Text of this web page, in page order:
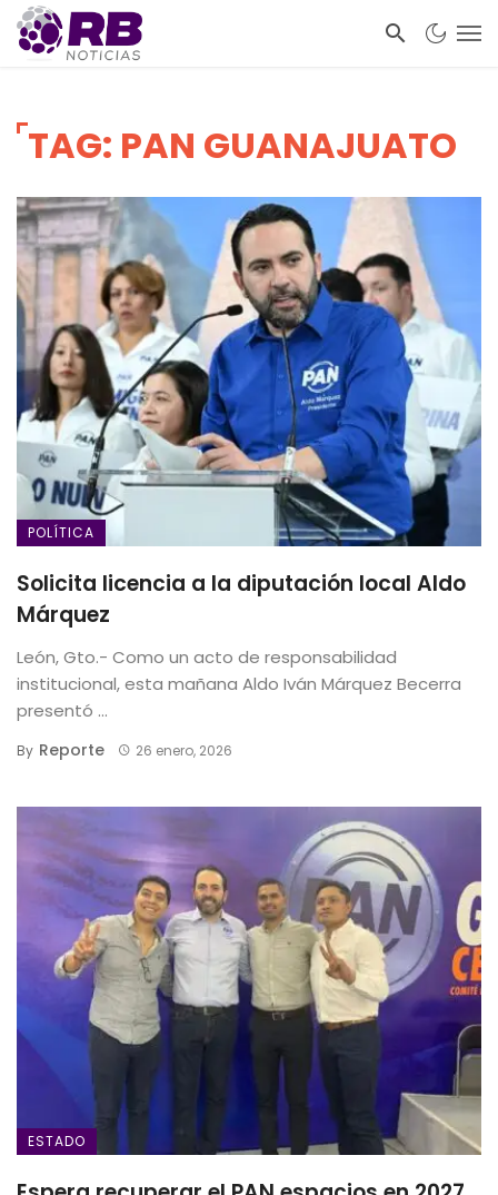
TAG: PAN GUANAJUATO
POLÍTICA
Solicita licencia a la diputación local Aldo
Márquez
León, Gto.- Como un acto de responsabilidad
institucional, esta mañana Aldo Iván Márquez Becerra
presentó ...
By Reporte 26 enero, 2026
ESTADO